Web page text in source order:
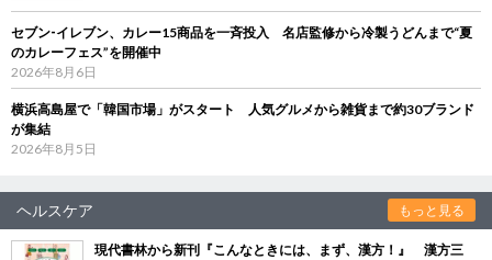
セブン‐イレブン、カレー15商品を一斉投入 名店監修から冷製うどんまで“夏
のカレーフェス”を開催中
2026年8月6日
横浜高島屋で「韓国市場」がスタート 人気グルメから雑貨まで約30ブランド
が集結
2026年8月5日
ヘルスケア もっと見る
現代書林から新刊『こんなときには、まず、漢方！』 漢方三